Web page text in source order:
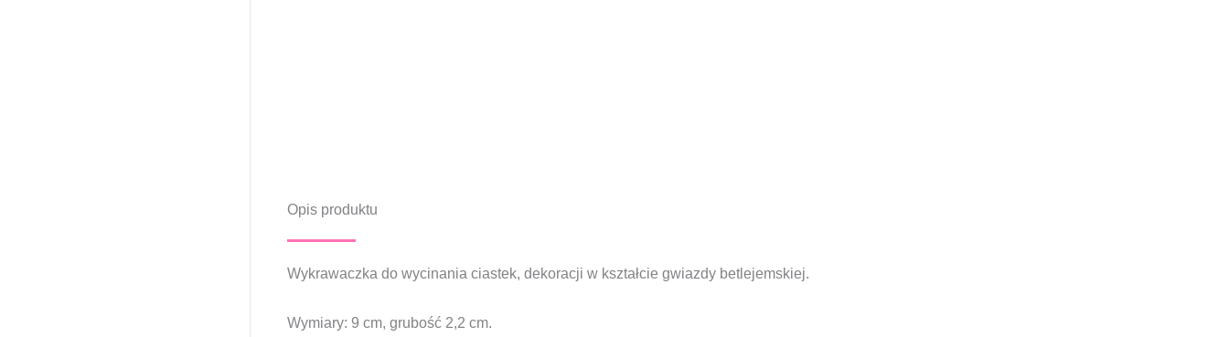
Opis produktu
Wykrawaczka do wycinania ciastek, dekoracji w kształcie gwiazdy betlejemskiej.
Wymiary: 9 cm, grubość 2,2 cm.